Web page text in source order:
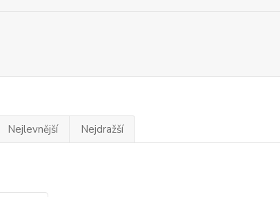
Nejlevnější Nejdražší